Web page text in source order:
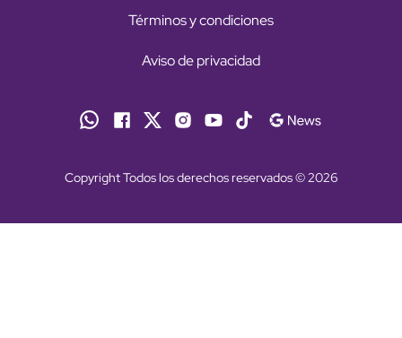
Términos y condiciones
Aviso de privacidad
Copyright Todos los derechos reservados © 2026